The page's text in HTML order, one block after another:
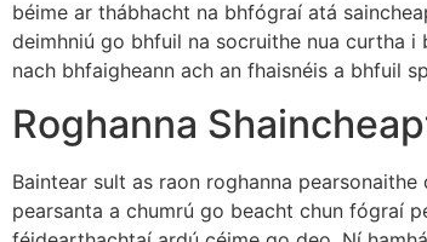
béime ar thábhacht na bhfógraí atá
deimhniú go bhfuil na socruithe nua curtha i
nach bhfaigheann ach an fhaisnéis a bhfuil
Roghanna
Baintear sult as raon roghanna
pearsanta a chumrú go beacht chun fógraí